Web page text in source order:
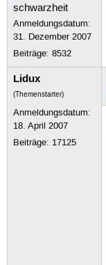
Anmeldungsdatum:
31. Dezember 2007
Beiträge:8532
Lidux
(Themenstarter)
Anmeldungsdatum:
18. April 2007
Beiträge: 17125